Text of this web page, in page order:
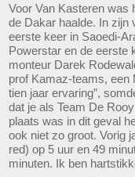
Voor Van Kasteren was
de Dakar haalde. In zijn
eerste keer in Saoedi-
Powerstar en de eerste
monteur Darek
prof Kamaz-teams,
tien jaar ervaring”,
dat je als Team De
plaats was in dit geval
ook niet zo groot. Vorig
red) op 5 uur en 49
minuten. Ik ben